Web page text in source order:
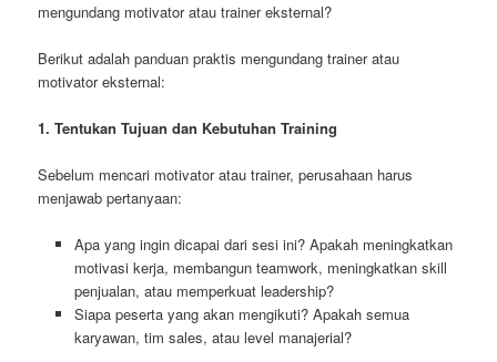
mengundang motivator atau trainer eksternal?
Berikut adalah panduan praktis mengundang trainer atau
motivator eksternal:
1. Tentukan Tujuan dan Kebutuhan Training
Sebelum mencari motivator atau trainer, perusahaan harus
menjawab pertanyaan:
Apa yang ingin dicapai dari sesi ini? Apakah meningkatkan
motivasi kerja, membangun teamwork, meningkatkan skill
penjualan, atau memperkuat leadership?
Siapa peserta yang akan mengikuti? Apakah semua
karyawan, tim sales, atau level manajerial?